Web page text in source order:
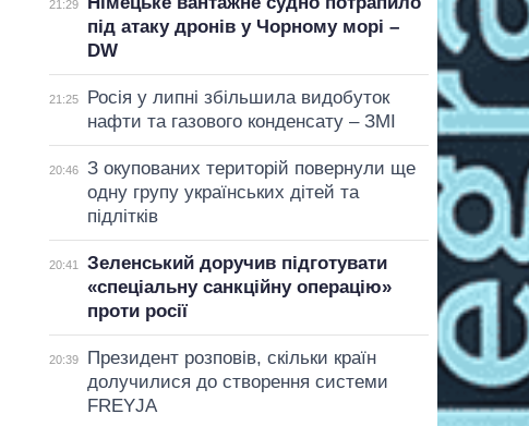
21:29
під атаку дронів у Чорному морі –
DW
21:25
Росія у липні збільшила видобуток
нафти та газового конденсату – ЗМІ
20:46
З окупованих територій повернули ще
одну групу українських дітей та
підлітків
20:41
Зеленський доручив підготувати
«спеціальну санкційну операцію»
проти росії
20:39
Президент розповів, скільки країн
долучилися до створення системи
FREYJA